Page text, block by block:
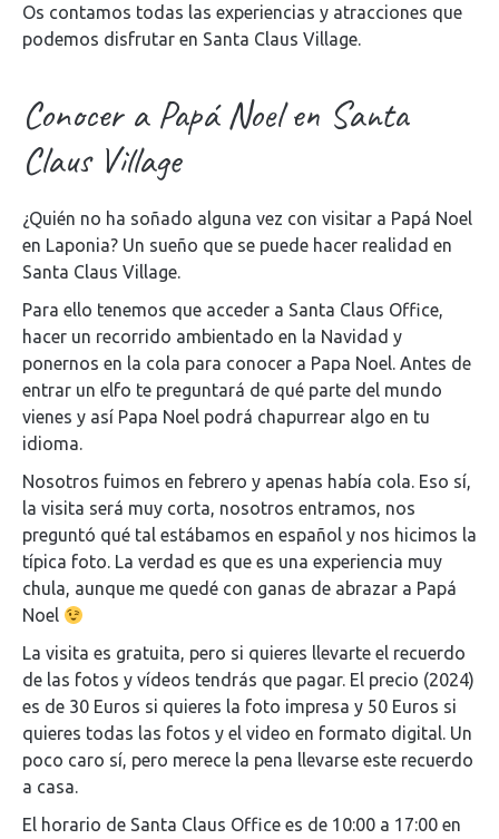
Os contamos todas las experiencias y atracciones que
podemos disfrutar en Santa Claus Village.
Conocer a Papá Noel en Santa
Claus Village
¿Quién no ha soñado alguna vez con visitar a Papá Noel
en Laponia? Un sueño que se puede hacer realidad en
Santa Claus Village.
Para ello tenemos que acceder a Santa Claus Office,
hacer un recorrido ambientado en la Navidad y
ponernos en la cola para conocer a Papa Noel. Antes de
entrar un elfo te preguntará de qué parte del mundo
vienes y así Papa Noel podrá chapurrear algo en tu
idioma.
Nosotros fuimos en febrero y apenas había cola. Eso sí,
la visita será muy corta, nosotros entramos, nos
preguntó qué tal estábamos en español y nos hicimos la
típica foto. La verdad es que es una experiencia muy
chula, aunque me quedé con ganas de abrazar a Papá
Noel
La visita es gratuita, pero si quieres llevarte el recuerdo
de las fotos y vídeos tendrás que pagar. El precio (2024)
es de 30 Euros si quieres la foto impresa y 50 Euros si
quieres todas las fotos y el video en formato digital. Un
poco caro sí, pero merece la pena llevarse este recuerdo
a casa.
El horario de Santa Claus Office es de 10:00 a 17:00 en